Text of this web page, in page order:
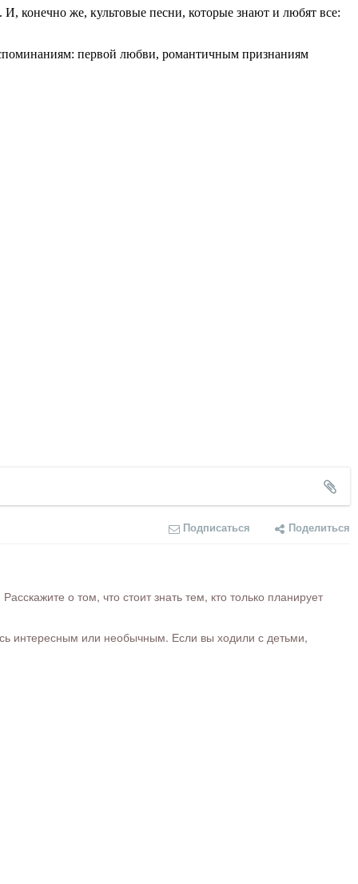
конечно же, культовые песни, которые знают и любят все:
первой любви, романтичным признаниям
Подписаться Поделиться
о том, что стоит знать тем, кто только планирует
интересным или необычным. Если вы ходили с детьми,